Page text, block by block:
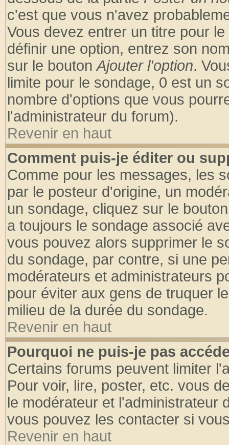
c'est que vous n'avez
Vous devez entrer un titre pour
définir une option, entrez son
sur le boutonAjouter l'option.
limite pour le sondage, 0 est un
nombre d'options que vous
l'administrateur du forum).
Revenir en haut
Comment puis-je éditer ou
Comme pour les messages, les
par le posteur d'origine, un
un sondage, cliquez sur le
a toujours le sondage associé
vous pouvez alors supprimer le
du sondage, par contre, si une
modérateurs et administrateurs
pour éviter aux gens de truquer
milieu de la durée du sondage.
Revenir en haut
Pourquoi ne puis-je pas
Certains forums peuvent limiter
Pour voir, lire, poster, etc. vous
le modérateur et l'administrateur
vous pouvez les contacter si
Revenir en haut